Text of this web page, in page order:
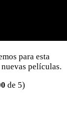
para esta
películas.
de 5)